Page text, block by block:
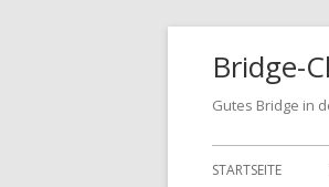
Bridge-
Gutes Bridge in
Primäres
STARTSEITE